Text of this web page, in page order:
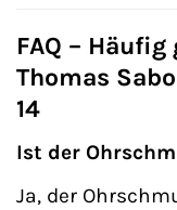
FAQ –
Thomas
14
Ist der
Ja, der